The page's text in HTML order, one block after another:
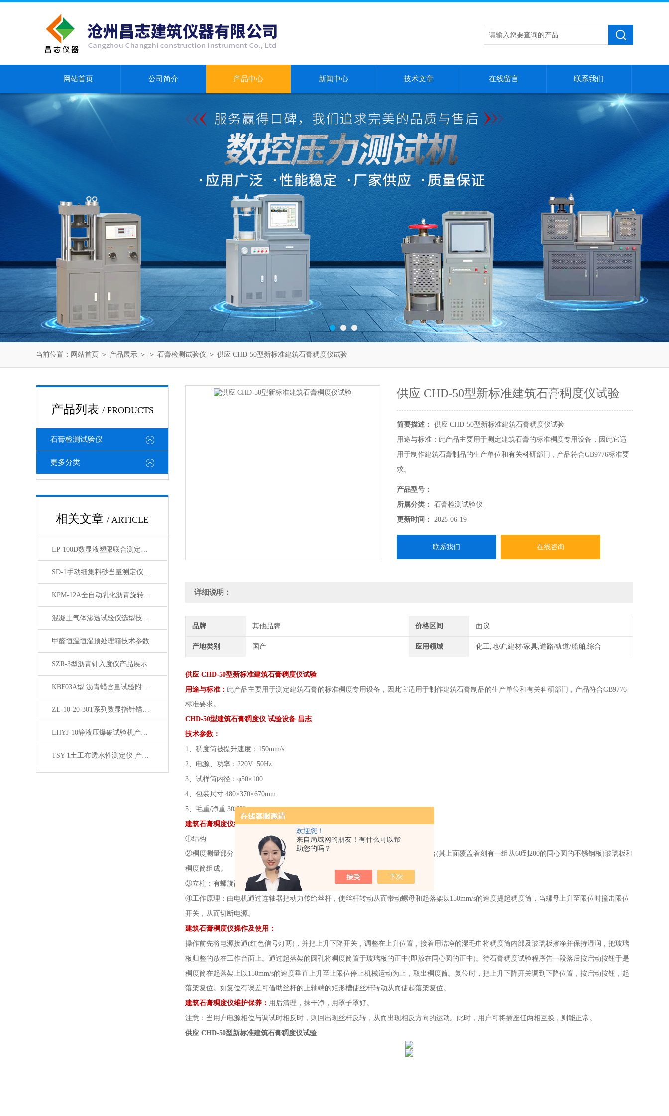
欢迎您！
来自局域网的朋友！有什么可以帮
助您的吗？
网站首页 公司简介 产品中心 新闻中心 技术文章 在线留言 联系我们
当前位置： 网站首页 ＞ 产品展示 ＞ ＞ 石膏检测试验仪 ＞ 供应 CHD-50型新标准建筑石膏稠度仪试验
产品列表 / PRODUCTS
石膏检测试验仪
更多分类
相关文章 / ARTICLE
LP-100D数显液塑限联合测定仪产品展示
SD-1手动细集料砂当量测定仪产品展示
KPM-12A全自动乳化沥青旋转瓶磨耗试验仪展示
混凝土气体渗透试验仪选型技术参数
甲醛恒温恒湿预处理箱技术参数
SZR-3型沥青针入度仪产品展示
KBF03A型 沥青蜡含量试验附件 产品展示
ZL-10-20-30T系列数显指针锚杆拉拔仪产品展示
LHYJ-10静液压爆破试验机产品展示
TSY-1土工布透水性测定仪 产品简介
供应 CHD-50型新标准建筑石膏稠度仪试验
简要描述：
供应 CHD-50型新标准建筑石膏稠度仪试验
用途与标准：此产品主要用于测定建筑石膏的标准稠度专用设备，因此它适
用于制作建筑石膏制品的生产单位和有关科研部门，产品符合GB9776标准要
求。
产品型号：
所属分类：
石膏检测试验仪
更新时间：
2025-06-19
联系我们 在线咨询
详细说明：
品牌 其他品牌 价格区间 面议
产地类别 国产 应用领域 化工,地矿,建材/家具,道路/轨道/船舶,综合
供应 CHD-50型新标准建筑石膏稠度仪试验
用途与标准： 此产品主要用于测定建筑石膏的标准稠度专用设备，因此它适用于制作建筑石膏制品的生产单位和有关科研部门，产品符合GB9776
标准要求。
CHD-50型建筑石膏稠度仪 试验设备 昌志
技术参数：
1、稠度筒被提升速度：150mm/s
2、电源、功率：220V 50Hz
3、试样筒内径：φ50×100
4、包装尺寸 480×370×670mm
5、毛重/净重 30/22kg
建筑石膏稠度仪结构和工作原理：
①结构
②稠度测量部分：底座：其左半部分是电机座，右半内部是电器箱，上部是工作台(其上面覆盖着刻有一组从60到200的同心圆的不锈钢板)玻璃板和
稠度筒组成。
③立柱：有螺旋副(螺母，丝杆)，水平仪，起落架等组成。
④工作原理：由电机通过连轴器把动力传给丝杆，使丝杆转动从而带动螺母和起落架以150mm/s的速度提起稠度筒，当螺母上升至限位时撞击限位
开关，从而切断电源。
建筑石膏稠度仪操作及使用：
操作前先将电源接通(红色信号灯两)，并把上升下降开关，调整在上升位置，接着用洁净的湿毛巾将稠度筒内部及玻璃板擦净并保持湿润，把玻璃
板归整的放在工作台面上。通过起落架的圆孔将稠度筒置于玻璃板的正中(即放在同心圆的正中)。待石膏稠度试验程序告一段落后按启动按钮于是
稠度筒在起落架上以150mm/s的速度垂直上升至上限位停止机械运动为止，取出稠度筒。复位时，把上升下降开关调到下降位置，按启动按钮，起
落架复位。如复位有误差可借助丝杆的上轴端的矩形槽使丝杆转动从而使起落架复位。
建筑石膏稠度仪维护保养： 用后清理，抹干净，用罩子罩好。
注意：当用户电源相位与调试时相反时，则回出现丝杆反转，从而出现相反方向的运动。此时，用户可将插座任两相互换，则能正常。
供应 CHD-50型新标准建筑石膏稠度仪试验